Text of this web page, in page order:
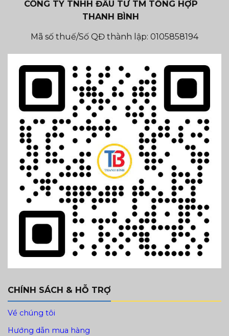
CÔNG TY TNHH ĐẦU TƯ TM TỔNG HỢP
THANH BÌNH
Mã số thuế/Số QĐ thành lập: 0105858194
CHÍNH SÁCH & HỖ TRỢ
Về chúng tôi
Hướng dẫn mua hàng